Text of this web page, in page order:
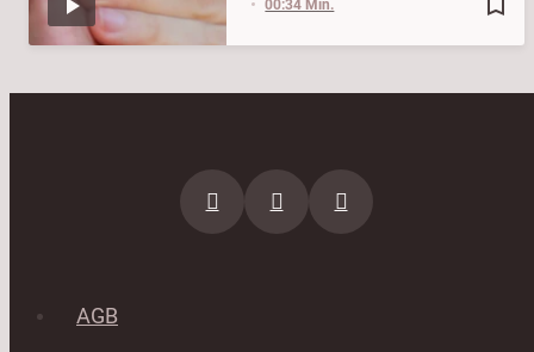
00:34 Min.
AGB